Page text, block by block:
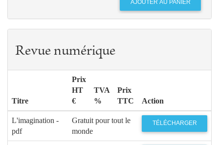
Revue numérique
Titre
Prix
HT
€
TVA
%
Prix
TTC
Action
L'imagination -
pdf
Gratuit pour tout le
monde
TÉLÉCHARGER